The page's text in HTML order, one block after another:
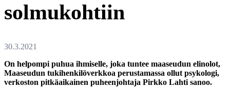
solmukohtiin
On helpompi puhua ihmiselle, joka tuntee maaseudun elinolot,
Maaseudun tukihenkilöverkkoa perustamassa ollut psykologi,
verkoston pitkäaikainen puheenjohtaja Pirkko Lahti sanoo.